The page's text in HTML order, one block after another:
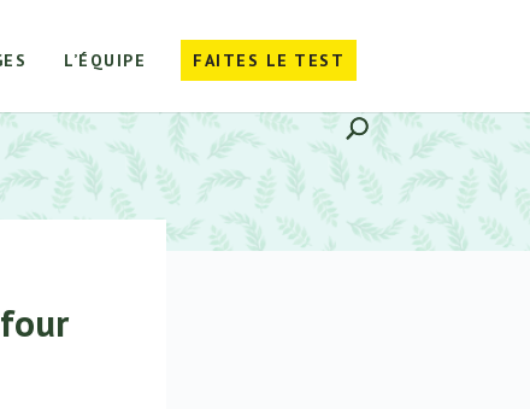
L’ÉQUIPE FAITES LE TEST